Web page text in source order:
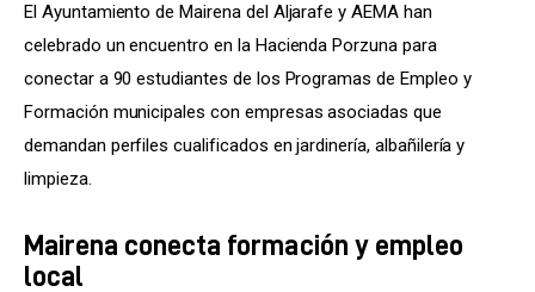
El Ayuntamiento de Mairena del Aljarafe y AEMA han
celebrado un encuentro en la Hacienda Porzuna para
conectar a 90 estudiantes de los Programas de Empleo y
Formación municipales con empresas asociadas que
demandan perfiles cualificados en jardinería, albañilería y
limpieza.
Mairena conecta formación y empleo
local